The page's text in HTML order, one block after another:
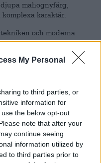
My Personal
to third parties, or
information for
the below opt-out
note that after your
continue seeing
information utilized by
to third parties prior to
mahognyfärg,
karaktär.
och moderna
i 2000-talet. Ett
rostad kristallmalt ger
sammetsmjuka
kaffebrunt och är
En lyxig
kakaonibs och kola
Smaktestet avslöjar
choklad, varm kakao,
till tungan. Den
på 4,1 % är smart